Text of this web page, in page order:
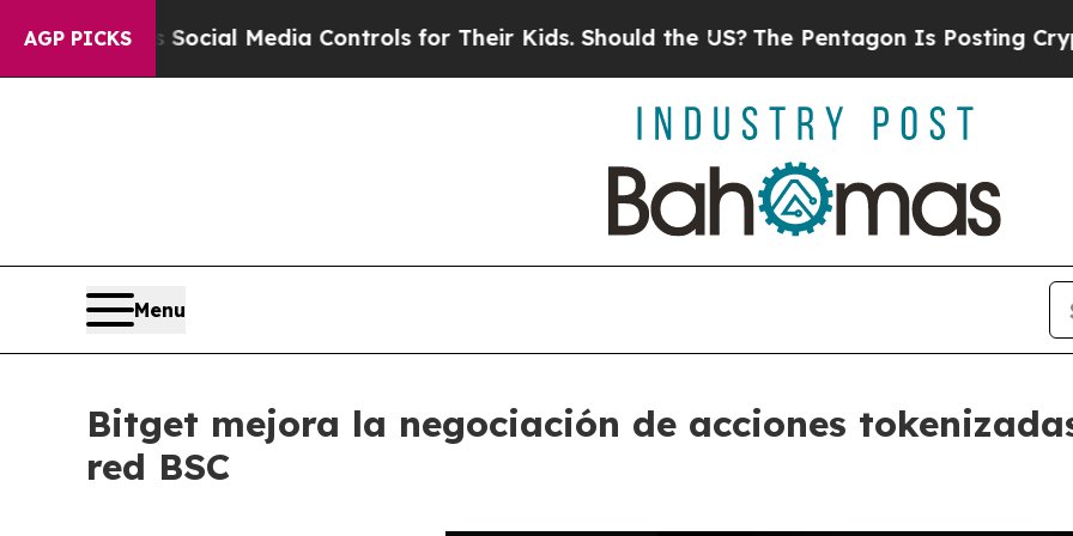
AGP PICKS
Social Media Controls for Their Kids. Should the US?The Pentagon Is Posting Cryptic
Menu
Bitget mejora la negociación de acciones
red BSC